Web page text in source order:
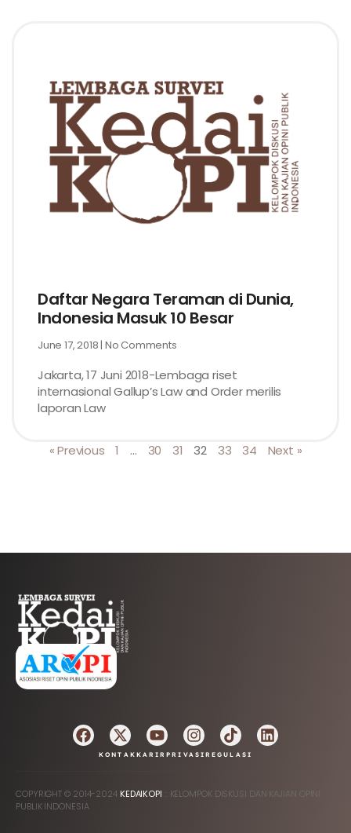
Daftar Negara Teraman di Dunia,
Indonesia Masuk 10 Besar
June 17, 2018 No Comments
Jakarta, 17 Juni 2018-Lembaga riset
internasional Gallup’s Law and Order merilis
laporan Law
« Previous 1 … 30 31 32 33 34 Next »
AFILIASI
KONTAK KARIRPRIVASI REGULASI
COPYRIGHT © 2014-2024 KEDAIKOPI :: KELOMPOK DISKUSI DAN KAJIAN OPINI
PUBLIK INDONESIA